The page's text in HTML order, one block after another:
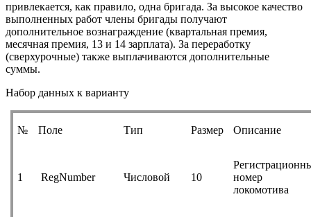
привлекается, как правило, одна бригада. За высокое качество
выполненных работ члены бригады получают
дополнительное вознаграждение (квартальная премия,
месячная премия, 13 и 14 зарплата). За переработку
(сверхурочные) также выплачиваются дополнительные
суммы.
Набор данных к варианту
№ Поле Тип Размер Описание
1 RegNumber Числовой 10
номер
локомотива